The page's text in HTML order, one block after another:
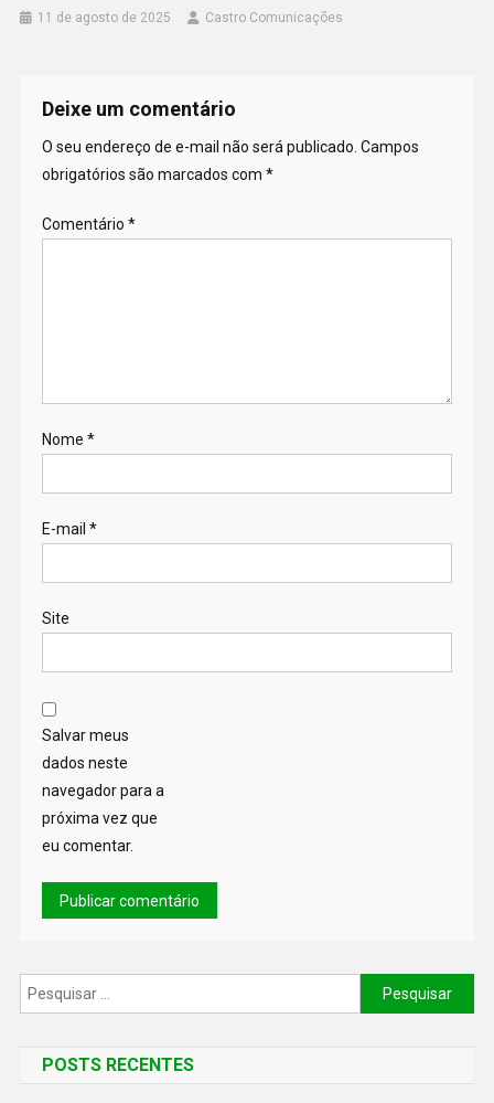
11 de agosto de 2025 Castro Comunicações
Deixe um comentário
O seu endereço de e-mail não será publicado. Campos
obrigatórios são marcados com *
Comentário *
Nome *
E-mail *
Site
Salvar meus
dados neste
navegador para a
próxima vez que
eu comentar.
POSTS RECENTES